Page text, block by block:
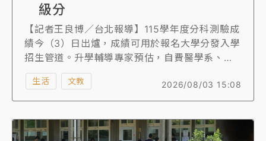
級分
【記者王良博／台北報導】115學年度分科測驗成
績今（3）日出爐，成績可用於報名大學分發入學
招生管道。升學輔導專家預估，自費醫學系、牙
醫系門檻為5科262級分，比去年約降低5級分，
二類組校系門檻會降低6到7級分，台大二類組校
系門檻估5科229級分，另外，社會組採計數B的
2026/08/03 15:08
生活 文教